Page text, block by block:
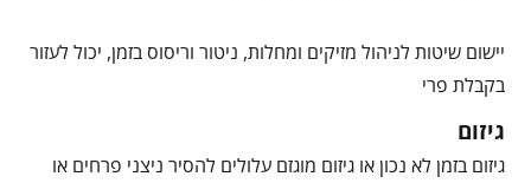
יישום שיטות לניהול מזיקים ומחלות, ניטור וריסוס בזמן, יכול לעזור
בקבלת פרי
גיזום
גיזום בזמן לא נכון או גיזום מוגזם עלולים להסיר ניצני פרחים או